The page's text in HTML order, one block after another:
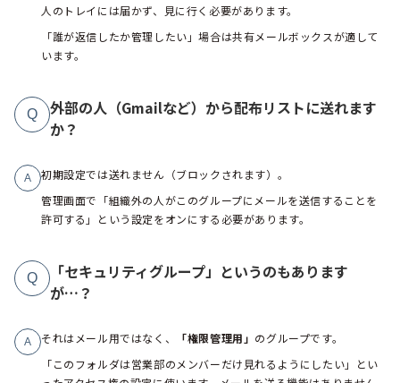
人のトレイには届かず、見に行く必要があります。
「誰が返信したか管理したい」場合は共有メールボックスが適して
います。
Q
外部の人（Gmailなど）から配布リストに送れます
か？
A
初期設定では送れません（ブロックされます）。
管理画面で「組織外の人がこのグループにメールを送信することを
許可する」という設定をオンにする必要があります。
Q
「セキュリティグループ」というのもあります
が…？
A それはメール用ではなく、 「権限管理用」 のグループです。
「このフォルダは営業部のメンバーだけ見れるようにしたい」とい